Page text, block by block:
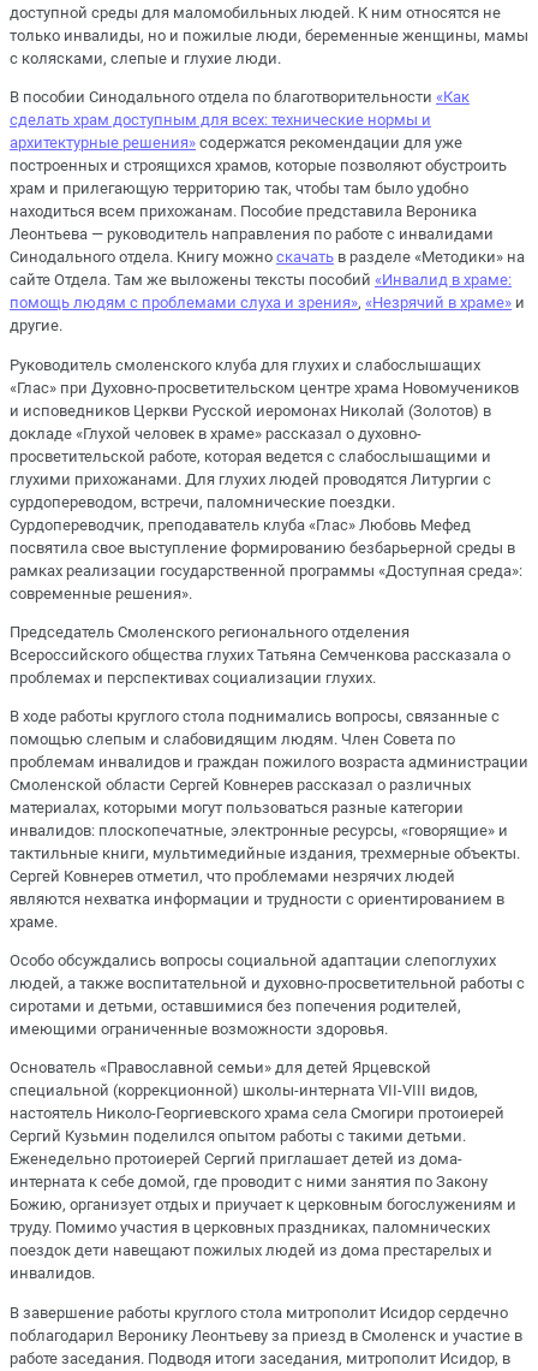
доступной среды для маломобильных людей. К ним относятся не
только инвалиды, но и пожилые люди, беременные женщины, мамы
с колясками, слепые и глухие люди.
В пособии Синодального отдела по благотворительности «Как
сделать храм доступным для всех: технические нормы и
архитектурные решения» содержатся рекомендации для уже
построенных и строящихся храмов, которые позволяют обустроить
храм и прилегающую территорию так, чтобы там было удобно
находиться всем прихожанам. Пособие представила Вероника
Леонтьева — руководитель направления по работе с инвалидами
Синодального отдела. Книгу можно скачать в разделе «Методики» на
сайте Отдела. Там же выложены тексты пособий «Инвалид в храме:
помощь людям с проблемами слуха и зрения», «Незрячий в храме» и
другие.
Руководитель смоленского клуба для глухих и слабослышащих
«Глас» при Духовно-просветительском центре храма Новомучеников
и исповедников Церкви Русской иеромонах Николай (Золотов) в
докладе «Глухой человек в храме» рассказал о духовно-
просветительской работе, которая ведется с слабослышащими и
глухими прихожанами. Для глухих людей проводятся Литургии с
сурдопереводом, встречи, паломнические поездки.
Сурдопереводчик, преподаватель клуба «Глас» Любовь Мефед
посвятила свое выступление формированию безбарьерной среды в
рамках реализации государственной программы «Доступная среда»:
современные решения».
Председатель Смоленского регионального отделения
Всероссийского общества глухих Татьяна Семченкова рассказала о
проблемах и перспективах социализации глухих.
В ходе работы круглого стола поднимались вопросы, связанные с
помощью слепым и слабовидящим людям. Член Совета по
проблемам инвалидов и граждан пожилого возраста администрации
Смоленской области Сергей Ковнерев рассказал о различных
материалах, которыми могут пользоваться разные категории
инвалидов: плоскопечатные, электронные ресурсы, «говорящие» и
тактильные книги, мультимедийные издания, трехмерные объекты.
Сергей Ковнерев отметил, что проблемами незрячих людей
являются нехватка информации и трудности с ориентированием в
храме.
Особо обсуждались вопросы социальной адаптации слепоглухих
людей, а также воспитательной и духовно-просветительной работы с
сиротами и детьми, оставшимися без попечения родителей,
имеющими ограниченные возможности здоровья.
Основатель «Православной семьи» для детей Ярцевской
специальной (коррекционной) школы-интерната VII-VIII видов,
настоятель Николо-Георгиевского храма села Смогири протоиерей
Сергий Кузьмин поделился опытом работы с такими детьми.
Еженедельно протоиерей Сергий приглашает детей из дома-
интерната к себе домой, где проводит с ними занятия по Закону
Божию, организует отдых и приучает к церковным богослужениям и
труду. Помимо участия в церковных праздниках, паломнических
поездок дети навещают пожилых людей из дома престарелых и
инвалидов.
В завершение работы круглого стола митрополит Исидор сердечно
поблагодарил Веронику Леонтьеву за приезд в Смоленск и участие в
работе заседания. Подводя итоги заседания, митрополит Исидор, в